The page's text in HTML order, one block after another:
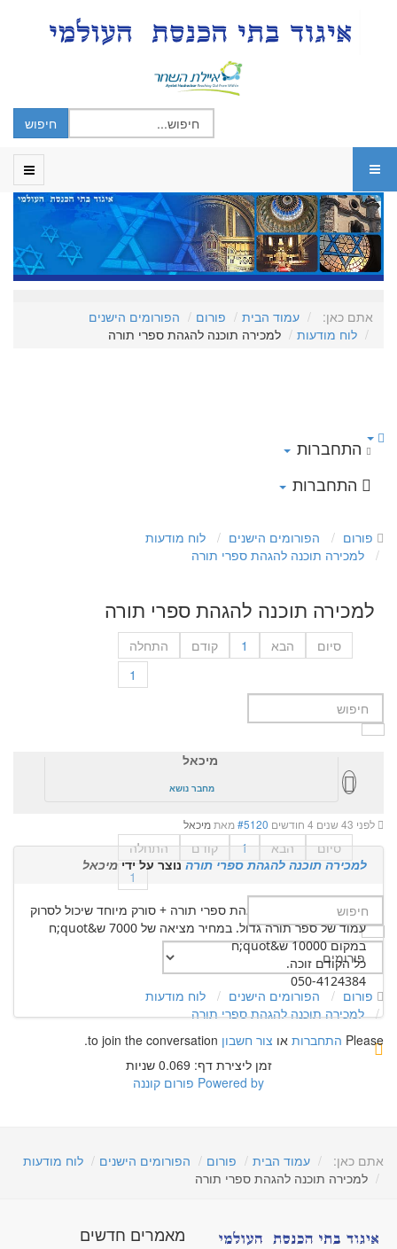
אתם כאן: עמוד הבית פורום
הפורומים הישנים
לוח מודעות
למכירה תוכנה להגהת ספרי תורה
התחברות
התחברות
פורום הפורומים הישנים
לוח מודעות
למכירה תוכנה להגהת ספרי תורה
למכירה תוכנה להגהת ספרי תורה
התחלה קודם 1 הבא
סיום
1
מיכאל
מחבר נושא
לפני 43 שנים 4 חודשים #5120מאתמיכאל
למכירה תוכנה להגהת ספרי תורה נוצר על ידי מיכאל
למכירה תוכנת תור להגהת ספרי תורה + סורק מיוחד שיכול לסרוק
עמוד של ספר תורה גדול. במחיר מציאה של 7000 ש&quot;ח
במקום 10000 ש&quot;ח
כל הקודם זוכה.
050-4124384
Please התחברות או צור חשבון
התחלה קודם 1 הבא
סיום
1
פורום הפורומים הישנים
לוח מודעות
למכירה תוכנה להגהת ספרי תורה
זמן ליצירת דף: 0.069 שניות
Powered by פורום קוננה
אתם כאן: עמוד הבית פורום הפורומים הישנים
לוח מודעות
למכירה תוכנה להגהת ספרי תורה
מאמרים חדשים